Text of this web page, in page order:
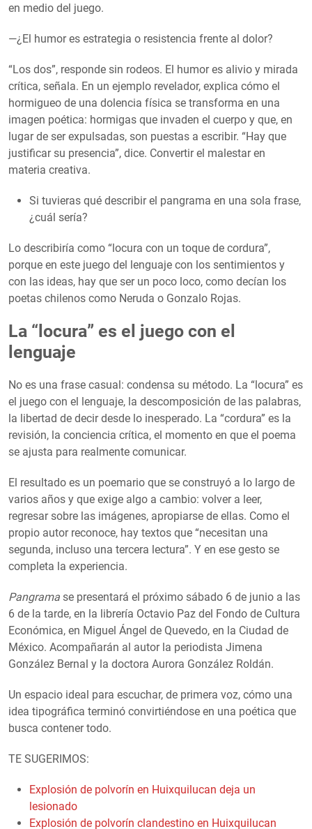
en medio del juego.
—¿El humor es estrategia o resistencia frente al dolor?
“Los dos”, responde sin rodeos. El humor es alivio y mirada
crítica, señala. En un ejemplo revelador, explica cómo el
hormigueo de una dolencia física se transforma en una
imagen poética: hormigas que invaden el cuerpo y que, en
lugar de ser expulsadas, son puestas a escribir. “Hay que
justificar su presencia”, dice. Convertir el malestar en
materia creativa.
Si tuvieras qué describir el pangrama en una sola frase,
¿cuál sería?
Lo describiría como “locura con un toque de cordura”,
porque en este juego del lenguaje con los sentimientos y
con las ideas, hay que ser un poco loco, como decían los
poetas chilenos como Neruda o Gonzalo Rojas.
La “locura” es el juego con el
lenguaje
No es una frase casual: condensa su método. La “locura” es
el juego con el lenguaje, la descomposición de las palabras,
la libertad de decir desde lo inesperado. La “cordura” es la
revisión, la conciencia crítica, el momento en que el poema
se ajusta para realmente comunicar.
El resultado es un poemario que se construyó a lo largo de
varios años y que exige algo a cambio: volver a leer,
regresar sobre las imágenes, apropiarse de ellas. Como el
propio autor reconoce, hay textos que “necesitan una
segunda, incluso una tercera lectura”. Y en ese gesto se
completa la experiencia.
Pangrama se presentará el próximo sábado 6 de junio a las
6 de la tarde, en la librería Octavio Paz del Fondo de Cultura
Económica, en Miguel Ángel de Quevedo, en la Ciudad de
México. Acompañarán al autor la periodista Jimena
González Bernal y la doctora Aurora González Roldán.
Un espacio ideal para escuchar, de primera voz, cómo una
idea tipográfica terminó convirtiéndose en una poética que
busca contener todo.
TE SUGERIMOS:
Explosión de polvorín en Huixquilucan deja un
lesionado
Explosión de polvorín clandestino en Huixquilucan